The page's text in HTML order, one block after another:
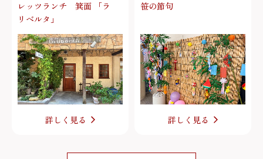
レッツランチ 箕面 「ラ
リベルタ」
詳しく見る
笹の節句
詳しく見る